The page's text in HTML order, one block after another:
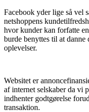
Facebook yder lige så vel
netshoppens
hvor kunder kan forfatte
burde benyttes til at
oplevelser.
Websitet er
af internet selskaber da vi
indhenter godtgørelse
transaktion.